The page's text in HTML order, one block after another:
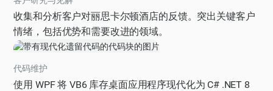
备，以及优胜美地国家公园规章制度要求的任何特定物
品。优先考虑在质量、耐用性和可负担性之间取得平衡的
物品。请以编号格式提供清单，每件商品都包括简要描
推荐的物品适合夏季 3-5 天的露营旅行。
收集和分析客户对丽思卡尔顿酒店的反馈。突出关键客户
情绪，包括优势和需要改进的领域。
代码维护
使用 WPF 将 VB6 库存桌面应用程序现代化为 C# .NET 8